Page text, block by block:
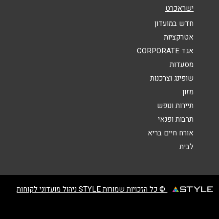
אנא חזרו אלי בקשר ל...
הודעה
ישראכרט
חדש במועדון
אטרקציות
אגד CORPORATE
מסעדות
שופינג וצרכנות
מזון
תיירות ונופש
תרבות ופנאי
אורח חיים בריא
לבית
© כל הזכויות שמורות STYLE ניהול מועדוני לקוחות